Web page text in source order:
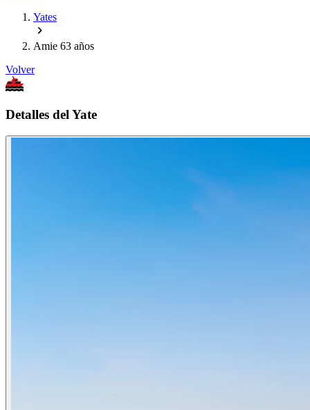
Yates
Amie 63 años
Volver
Detalles del Yate